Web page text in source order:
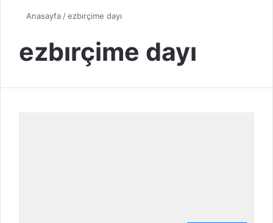
Anasayfa /ezbırçime dayı
ezbırçime dayı